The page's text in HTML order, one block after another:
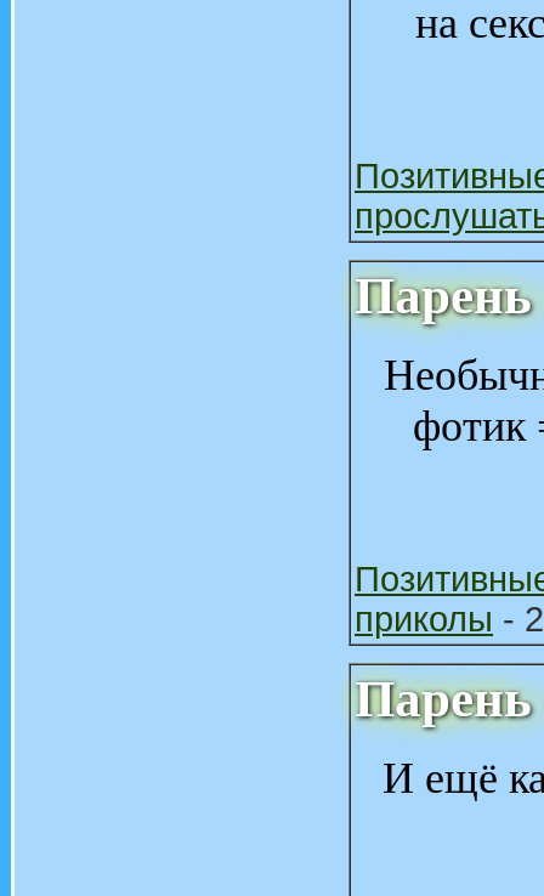
на
Парень
фотик
приколы -
Парень
И ещё